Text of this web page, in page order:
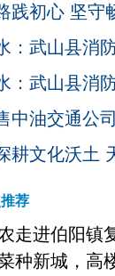
践初心 坚
：武山县消
：武山县消
中油交通公
耕文化沃土
荐
走进伯阳镇
种新城，高